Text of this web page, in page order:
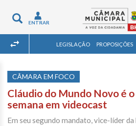
Toggle
navigation
ENTRAR
LEGISLAÇÃO PROPOSIÇÕES
CÂMARA EM FOCO
Cláudio do Mundo Novo é
semana em videocast
Em seu segundo mandato, vice-líder da